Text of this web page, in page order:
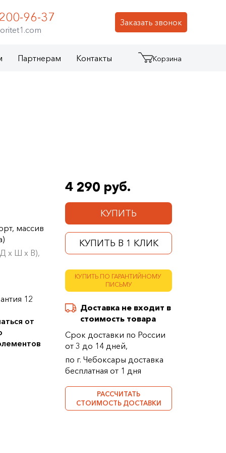
Заказать звонок
96-37
Партнерам Контакты Корзина
4 290 руб.
КУПИТЬ
КУПИТЬ В 1 КЛИК
КУПИТЬ ПО ГАРАНТИЙНОМУ
ПИСЬМУ
Доставка не входит в
стоимость товара
Срок доставки по России
от 3 до 14 дней,
по г. Чебоксары доставка
бесплатная от 1 дня
РАССЧИТАТЬ
СТОИМОСТЬ ДОСТАВКИ
массив
х Ш х В),
12
от